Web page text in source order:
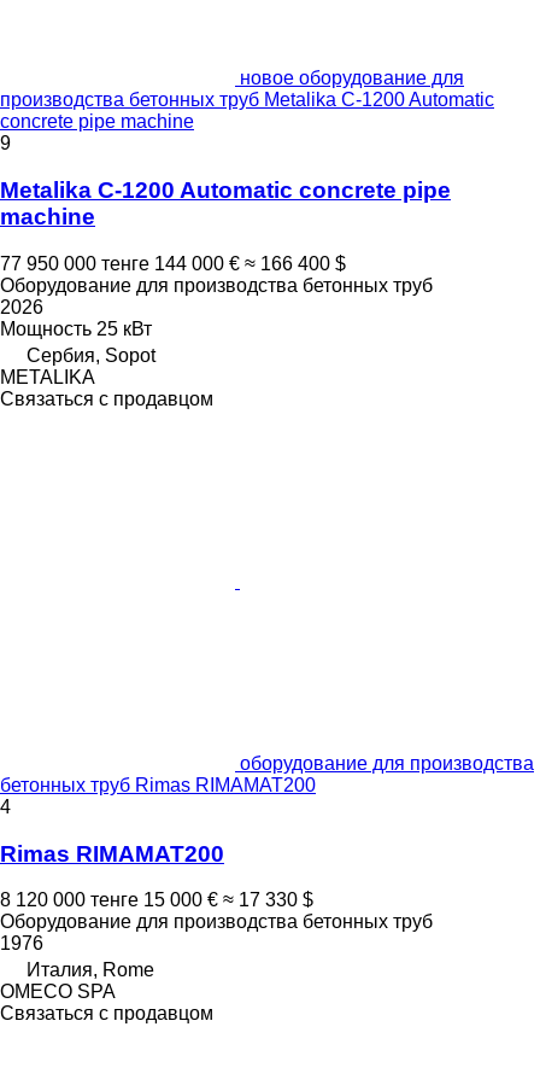
новое оборудование для
производства бетонных труб Metalika C-1200 Automatic
concrete pipe machine
9
Metalika C-1200 Automatic concrete pipe
machine
77 950 000 тенге 144 000 € ≈ 166 400 $
Оборудование для производства бетонных труб
2026
Мощность 25 кВт
Сербия, Sopot
METALIKA
Связаться с продавцом
оборудование для производства
бетонных труб Rimas RIMAMAT200
4
Rimas RIMAMAT200
8 120 000 тенге 15 000 € ≈ 17 330 $
Оборудование для производства бетонных труб
1976
Италия, Rome
OMECO SPA
Связаться с продавцом